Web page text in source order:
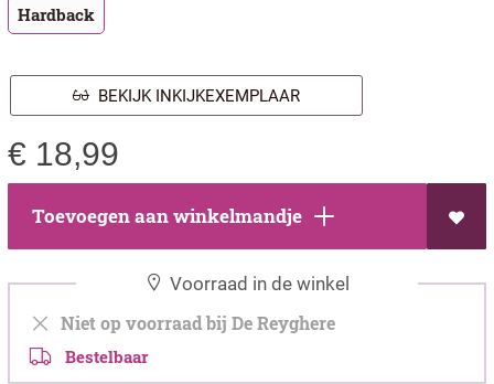
Hardback
BEKIJK INKIJKEXEMPLAAR
€ 18,99
Toevoegen aan winkelmandje
Voorraad in de winkel
Niet op voorraad bij De Reyghere
Bestelbaar